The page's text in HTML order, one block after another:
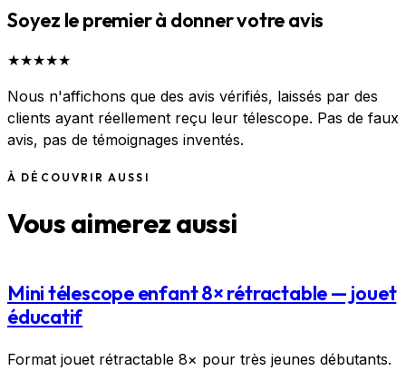
Soyez le premier à donner votre avis
★★★★★
Nous n'affichons que des avis vérifiés, laissés par des
clients ayant réellement reçu leur télescope. Pas de faux
avis, pas de témoignages inventés.
À DÉCOUVRIR AUSSI
Vous aimerez aussi
Mini télescope enfant 8× rétractable — jouet
éducatif
Format jouet rétractable 8× pour très jeunes débutants.